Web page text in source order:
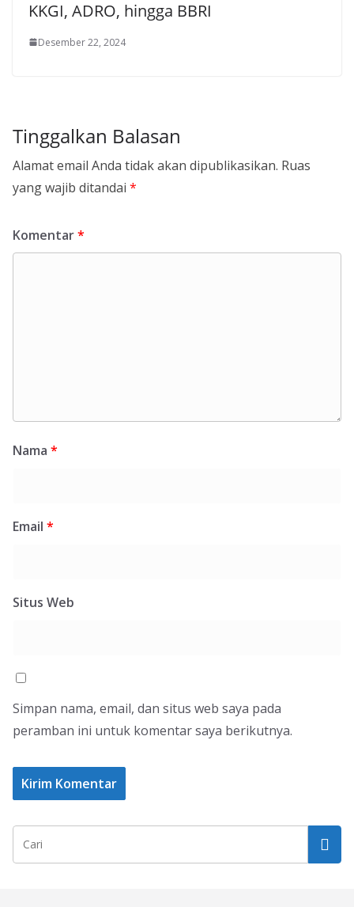
KKGI, ADRO, hingga BBRI
Desember 22, 2024
Tinggalkan Balasan
Alamat email Anda tidak akan dipublikasikan. Ruas
yang wajib ditandai *
Komentar*
Nama *
Email *
Situs Web
Simpan nama, email, dan situs web saya pada
peramban ini untuk komentar saya berikutnya.